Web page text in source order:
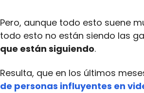
Pero, aunque todo esto suene
todo esto no están siendo las
que están siguiendo.
Resulta, que en los últimos
de personas influyentes en